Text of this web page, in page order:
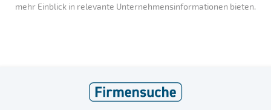
mehr Einblick in relevante Unternehmensinformationen bieten.